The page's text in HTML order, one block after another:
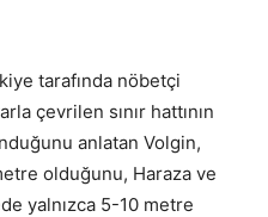
tarafında nöbetçi
çevrilen sınır hattının
anlatan Volgin,
olduğunu, Haraza ve
yalnızca 5-10 metre